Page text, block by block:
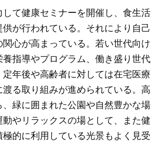
て健康セミナーを開催し、食生活
が行われている。それにより自己
心が高まっている。若い世代向け
指導やプログラム、働き盛り世代
年後や高齢者に対しては在宅医療
る取り組みが進められている。高
緑に囲まれた公園や自然豊かな場
やリラックスの場として、また健
的に利用している光景もよく見受